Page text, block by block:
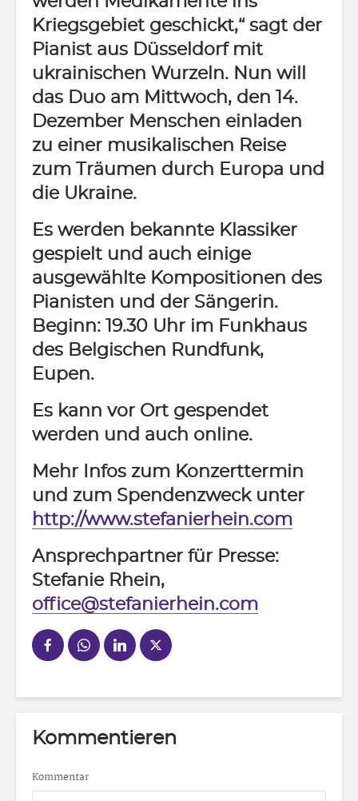
Kriegsgebiet geschickt,“ sagt der
Pianist aus Düsseldorf mit
ukrainischen Wurzeln. Nun will
das Duo am Mittwoch, den 14.
Dezember Menschen einladen
zu einer musikalischen Reise
zum Träumen durch Europa und
die Ukraine.
Es werden bekannte Klassiker
gespielt und auch einige
ausgewählte Kompositionen des
Pianisten und der Sängerin.
Beginn: 19.30 Uhr im Funkhaus
des Belgischen Rundfunk,
Eupen.
Es kann vor Ort gespendet
werden und auch online.
Mehr Infos zum Konzerttermin
und zum Spendenzweck unter
http://www.stefanierhein.com
Ansprechpartner für Presse:
Stefanie Rhein,
office@stefanierhein.com
Kommentieren
Kommentar